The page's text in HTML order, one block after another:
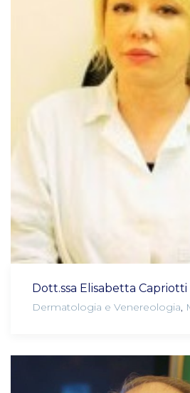
Dott.ssa Elisabetta Capriotti
Dermatologia e Venereologia,